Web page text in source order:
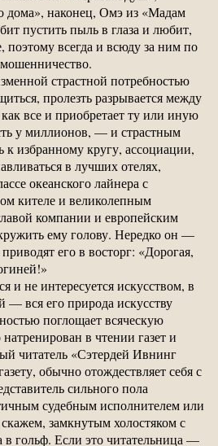
дома», наконец, Омэ из «Мадам
пустить пыль в глаза и любит,
поэтому всегда и всюду за ним по
страстной потребностью
пролезть разрывается между
все и приобретает ту или иную
у миллионов, — и страстным
избранному кругу, ассоциации,
в лучших отелях,
океанского лайнера с
кителе и великолепным
компании и европейским
ему голову. Нередко он —
его в восторг: «Дорогая,
и не интересуется искусством, в
— вся его природа искусству
поглощает всяческую
в чтении газет и
читатель «Сэтердей Ивнинг
обычно отождествляет себя с
сильного пола
судебным исполнителем или
замкнутым холостяком с
в гольф. Если это читательница —